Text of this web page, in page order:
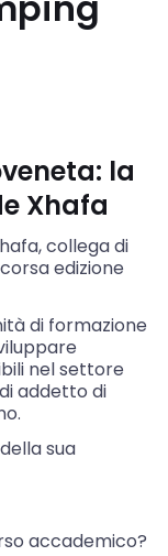
la
Xhafa
collega di
edizione
di formazione
nel settore
addetto di
sua
accademico?